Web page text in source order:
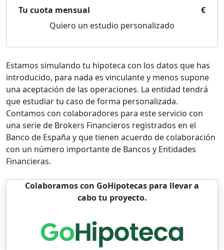
Tu cuota mensual
€
Quiero un estudio personalizado
Estamos simulando tu hipoteca con los datos que has
introducido, para nada es vinculante y menos supone
una aceptación de las operaciones. La entidad tendrá
que estudiar tu caso de forma personalizada.
Contamos con colaboradores para este servicio con
una serie de Brokers Financieros registrados en el
Banco de España y que tienen acuerdo de colaboración
con un número importante de Bancos y Entidades
Financieras.
Colaboramos con GoHipotecas para llevar a
cabo tu proyecto.